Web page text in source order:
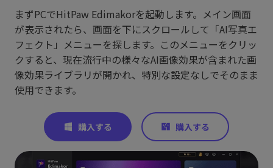
まずPCでHitPaw Edimakorを起動します。メイン画面
が表示されたら、画面を下にスクロールして「AI写真エ
フェクト」メニューを探します。このメニューをクリッ
クすると、現在流行中の様々なAI画像効果が含まれた画
像効果ライブラリが開かれ、特別な設定なしでそのまま
使用できます。